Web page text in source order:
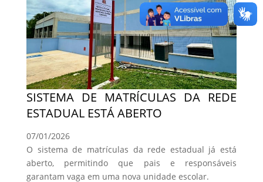
SISTEMA DE MATRÍCULAS DA REDE
ESTADUAL ESTÁ ABERTO
07/01/2026
O sistema de matrículas da rede estadual já está
aberto, permitindo que pais e responsáveis
garantam vaga em uma nova unidade escolar.